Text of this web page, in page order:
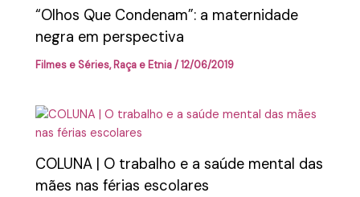
“Olhos Que Condenam”: a maternidade
negra em perspectiva
Filmes e Séries,Raça e Etnia/12/06/2019
COLUNA | O trabalho e a saúde mental das
mães nas férias escolares